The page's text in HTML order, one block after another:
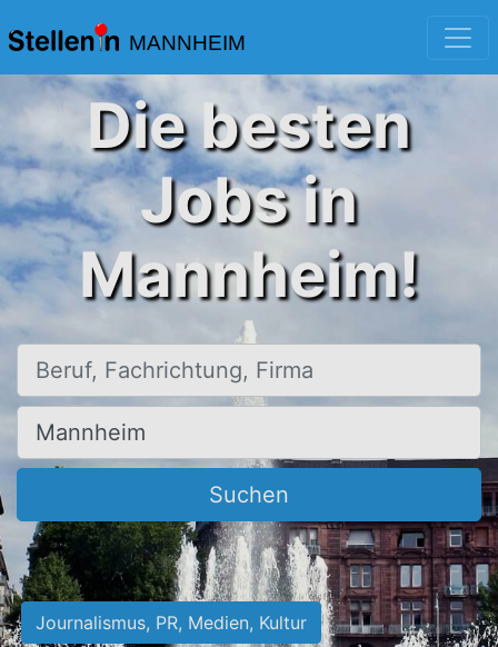
MANNHEIM
Die besten
Jobs in
Mannheim!
Beruf, Fachrichtung, Firma
Ort, Stadt
Suchen
Journalismus, PR, Medien, Kultur